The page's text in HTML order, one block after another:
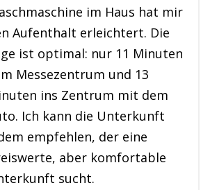
im Haus hat mir
Aufenthalt erleichtert. Die
ist optimal: nur 11 Minuten
Messezentrum und 13
ins Zentrum mit dem
Ich kann die Unterkunft
empfehlen, der eine
aber komfortable
sucht.